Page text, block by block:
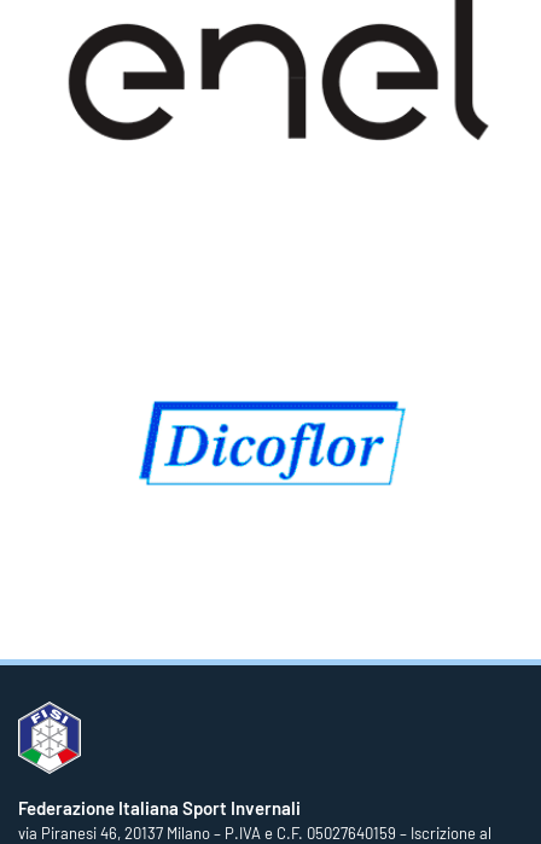
Federazione Italiana Sport Invernali
via Piranesi 46, 20137 Milano – P.IVA e C.F. 05027640159 – Iscrizione al